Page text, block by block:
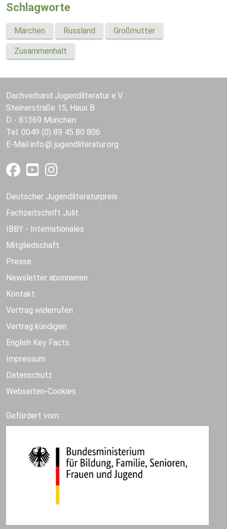
Schlagworte
Märchen Russland Großmutter
Zusammenhalt
Dachverband Jugendliteratur e.V.
Steinerstraße 15, Haus B
D - 81369 München
Tel. 0049 (0) 89 45 80 806
E-Mail info jugendliteratur.org
Deutscher Jugendliteraturpreis
Fachzeitschrift Julit
IBBY - Internationales
Mitgliedschaft
Presse
Newsletter abonnieren
Kontakt
Vertrag widerrufen
Vertrag kündigen
English Key Facts
Impressum
Datenschutz
Webseiten-Cookies
Gefördert vom: